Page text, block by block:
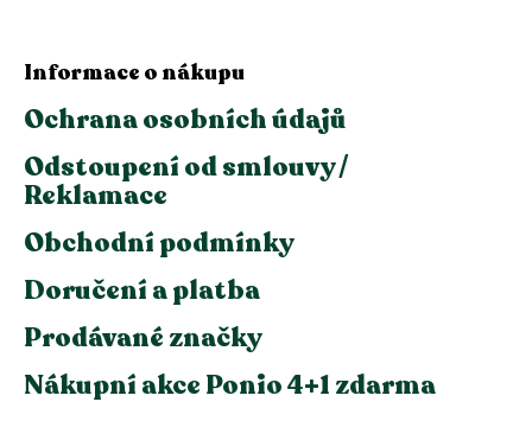
Informace o nákupu
Ochrana osobních údajů
Odstoupení od smlouvy /
Reklamace
Obchodní podmínky
Doručení a platba
Prodávané značky
Nákupní akce Ponio 4+1 zdarma